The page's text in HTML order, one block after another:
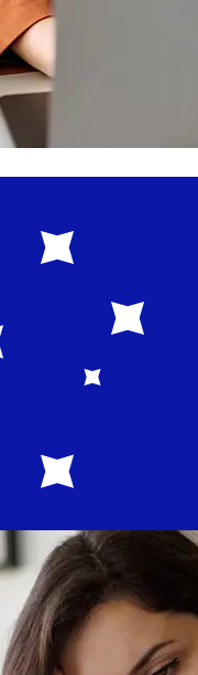
Bank
a Australia
momento de la
bancarias
laborables.
y los controles de
Bank Spoka